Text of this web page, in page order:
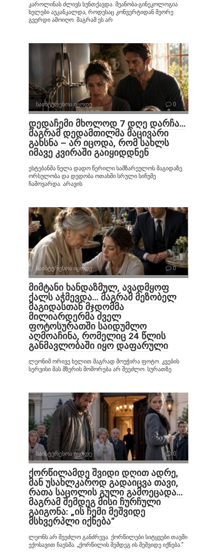
კაროლინას ძლივს სუნთქავდა. მეანობა-გინეკოლოგია
ხელები აუკანკალდა, როდესაც კონვერტიდან მეორე
გვერდი ამოიღო. მაგრამ ეს არ
საინტერესოა იცოდე 0
დედაჩემი მხოლოდ 7 დღე დარჩა…
მაგრამ დედამთილმა მაცივარი
გახსნა – არ იცოდა, რომ სახლს
იმავე კვირაში გაიყიდდნენ
ესტებანმა ნელა დადო წერილი სამზარეულოს მაგიდაზე.
ორსულობა და დედობა ოთახში სრული სიჩუმე
ჩამოვარდა. არავის
საინტერესოა იცოდე 0
მიმტანი ხანდაზმულ, ავადმყოფ
ქალს აჭმევდა… მაგრამ მეზობელ
მაგიდასთან მჯდომმა
მილიარდერმა ძველ
ფოტოსურათში საიდუმლო
აღმოაჩინა, რომელიც 24 წლის
განმავლობაში იყო დაფარული
ლეონიმ ორივე ხელით მაგრად მოუჭირა ფოტო. კვების
სერვისი მას მზერის მოშორება არ შეეძლო. სურათზე
საინტერესოა იცოდე 0
ქორწილამდე შვიდი დღით ადრე,
მან უსახლკაროდ გადაიცვა თავი,
რათა საცოლის გული გამოეცადა…
მაგრამ შემდეგ მისი ჩურჩული
გაიგონა: „ის ჩემი მეშვიდე
მსხვერპლი იქნება“
ლეონს არ შეეძლო განძრევა. ქორწილები სიტყვები თავში
ექოსავით ჩაესმა. „ქორწილის შემდეგ ის მეშვიდე იქნება.“